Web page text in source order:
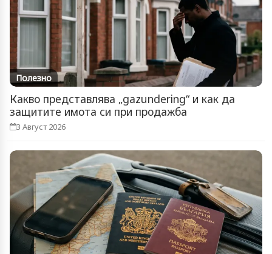
Полезно
Какво представлява „gazundering“ и как да
защитите имота си при продажба
3 Август 2026